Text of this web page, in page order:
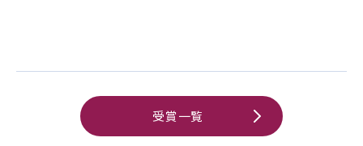
受賞一覧